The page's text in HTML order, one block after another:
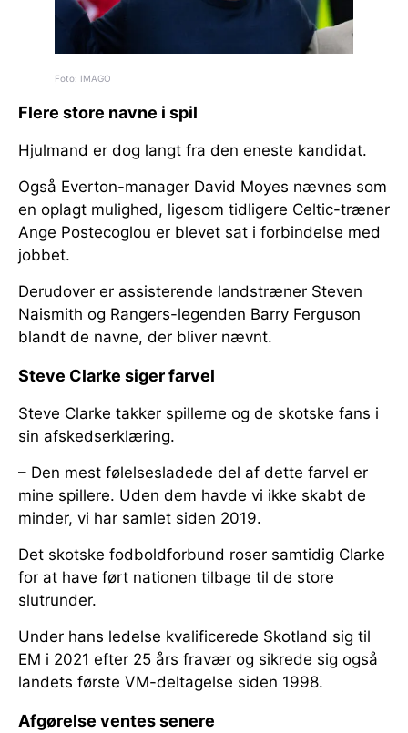
Foto: IMAGO
Flere store navne i spil
Hjulmand er dog langt fra den eneste kandidat.
Også Everton-manager David Moyes nævnes som
en oplagt mulighed, ligesom tidligere Celtic-træner
Ange Postecoglou er blevet sat i forbindelse med
jobbet.
Derudover er assisterende landstræner Steven
Naismith og Rangers-legenden Barry Ferguson
blandt de navne, der bliver nævnt.
Steve Clarke siger farvel
Steve Clarke takker spillerne og de skotske fans i
sin afskedserklæring.
– Den mest følelsesladede del af dette farvel er
mine spillere. Uden dem havde vi ikke skabt de
minder, vi har samlet siden 2019.
Det skotske fodboldforbund roser samtidig Clarke
for at have ført nationen tilbage til de store
slutrunder.
Under hans ledelse kvalificerede Skotland sig til
EM i 2021 efter 25 års fravær og sikrede sig også
landets første VM-deltagelse siden 1998.
Afgørelse ventes senere